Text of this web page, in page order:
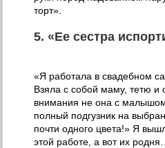
торт».
5. «Ее сестра
«Я работала в свадебном
Взяла с собой маму, тетю и
внимания не она с
полный подгузник на
почти одного цвета!» Я
этой работе, а вот их